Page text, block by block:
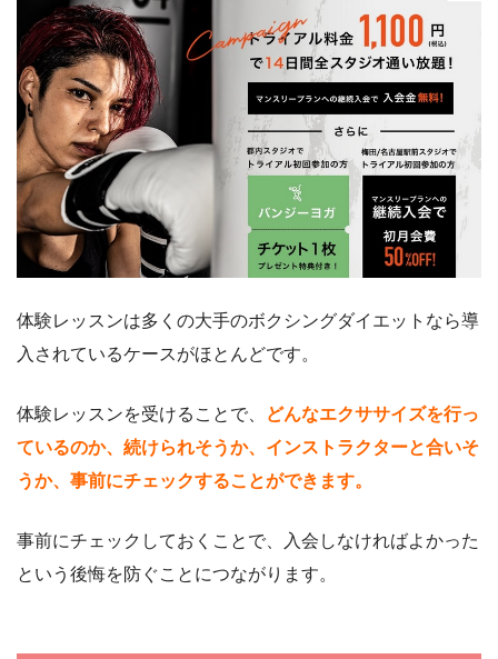
体験レッスンは多くの大手のボクシングダイエットなら導
入されているケースがほとんどです。
体験レッスンを受けることで、
どんなエクササイズを行っ
ているのか、続けられそうか、インストラクターと合いそ
うか、事前にチェックすることができます。
事前にチェックしておくことで、入会しなければよかった
という後悔を防ぐことにつながります。